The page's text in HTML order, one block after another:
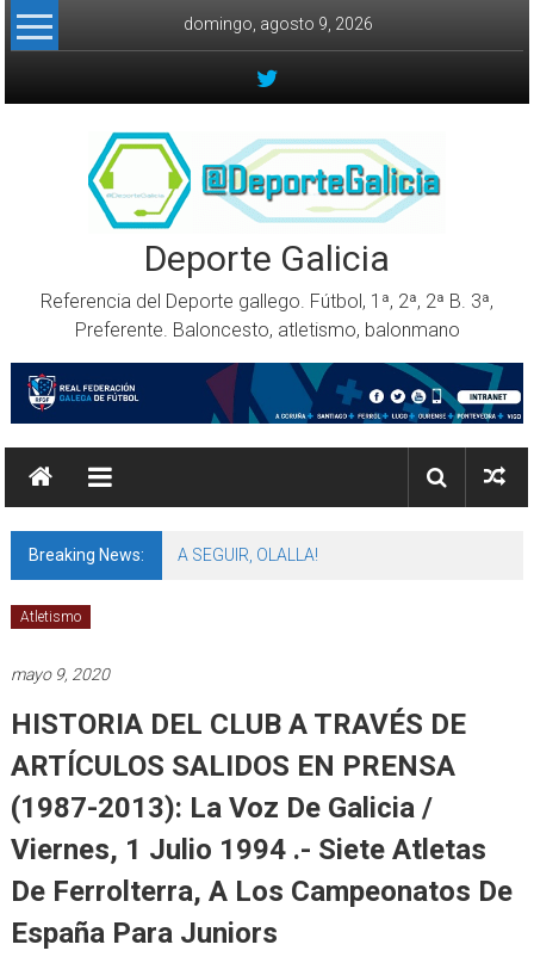
Skip to content
domingo, agosto 9, 2026
Deporte Galicia
Referencia del Deporte gallego. Fútbol, 1ª, 2ª, 2ª B. 3ª,
Preferente. Baloncesto, atletismo, balonmano
Breaking News: A SEGUIR, OLALLA!
Atletismo
mayo 9, 2020
HISTORIA DEL CLUB A TRAVÉS DE
ARTÍCULOS SALIDOS EN PRENSA
(1987-2013): La Voz De Galicia /
Viernes, 1 Julio 1994 .- Siete Atletas
De Ferrolterra, A Los Campeonatos De
España Para Juniors